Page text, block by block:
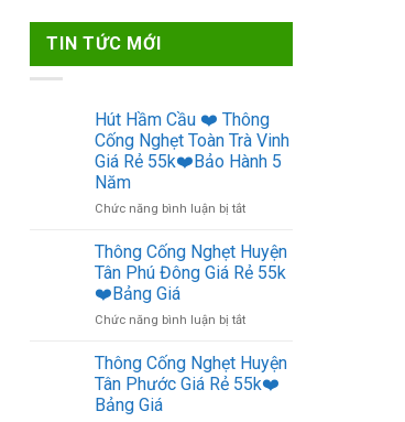
TIN TỨC MỚI
Hút Hầm Cầu ❤️ Thông
Cống Nghẹt Toàn Trà Vinh
Giá Rẻ 55k❤️Bảo Hành 5
Năm
Chức năng bình luận bị tắtở
Hầm
Cầu
❤️
Cống
Toàn
Trà
Vinh
Thông Cống Nghẹt Huyện
Tân Phú Đông Giá Rẻ 55k
❤️Bảng Giá
Chức năng bình luận bị tắtở
Cống
Nghẹt
Huyện
Thông Cống Nghẹt Huyện
Tân Phước Giá Rẻ 55k❤️
Bảng Giá